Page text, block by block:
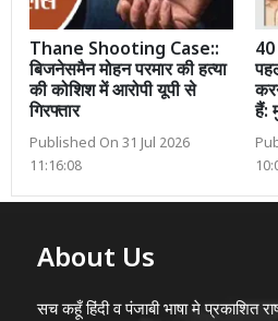
Thane Shooting Case::
बिजनेसमैन मोहन परमार की हत्या
की कोशिश में आरोपी यूपी से
गिरफ्तार
Published On 31 Jul 2026
11:16:08
हैं:
About Us
सच कहूँ हिंदी व पंजाबी भाषा मे प्रकाशित